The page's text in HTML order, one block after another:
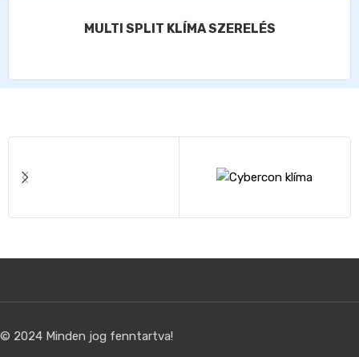
MULTI SPLIT KLÍMA SZERELÉS
© 2024 Minden jog fenntartva!